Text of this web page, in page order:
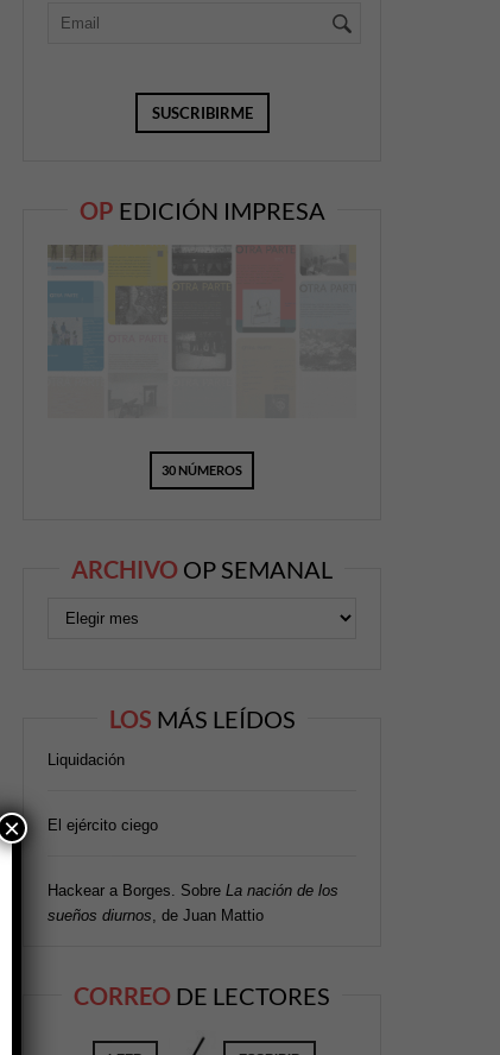
OP EDICIÓN IMPRESA
30 NÚMEROS
ARCHIVO OP SEMANAL
LOS MÁS LEÍDOS
Liquidación
El ejército ciego
Hackear a Borges. Sobre La nación de los
sueños diurnos , de Juan Mattio
CORREO DE LECTORES
×